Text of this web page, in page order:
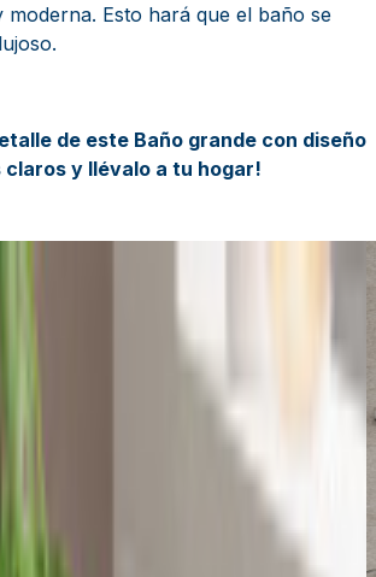
moderna. Esto hará que el baño se
de este Baño grande con diseño
y llévalo a tu hogar!